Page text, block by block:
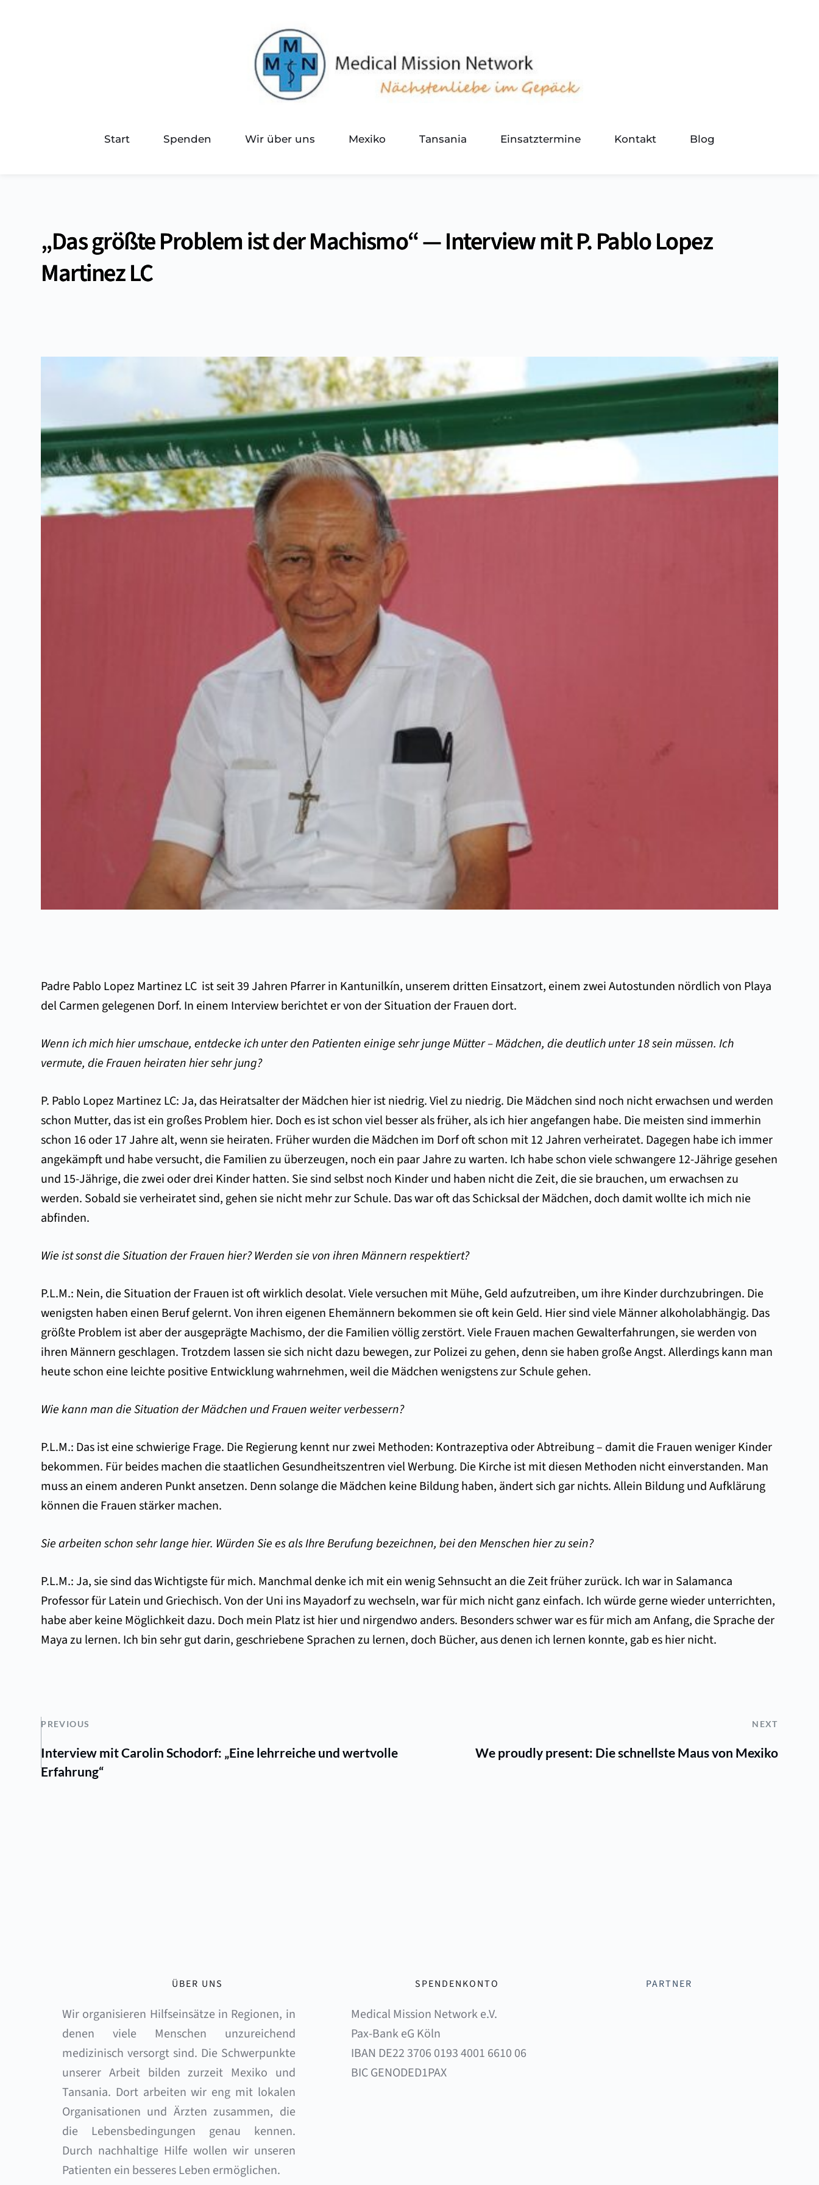
Start Spenden Wir über uns Mexiko Tansania Einsatztermine Kontakt Blog
„Das größte Problem ist der Machismo“ — Interview mit P. Pablo Lopez
Martinez LC
Padre Pablo Lopez Martinez LC ist seit 39 Jahren Pfarrer in Kantunilkín, unserem dritten Einsatzort, einem zwei Autostunden nördlich von Playa
del Carmen gelegenen Dorf. In einem Interview berichtet er von der Situation der Frauen dort.
Wenn ich mich hier umschaue, entdecke ich unter den Patienten einige sehr junge Mütter – Mädchen, die deutlich unter 18 sein müssen. Ich
vermute, die Frauen heiraten hier sehr jung?
P. Pablo Lopez Martinez LC: Ja, das Heiratsalter der Mädchen hier ist niedrig. Viel zu niedrig. Die Mädchen sind noch nicht erwachsen und werden
schon Mutter, das ist ein großes Problem hier. Doch es ist schon viel besser als früher, als ich hier angefangen habe. Die meisten sind immerhin
schon 16 oder 17 Jahre alt, wenn sie heiraten. Früher wurden die Mädchen im Dorf oft schon mit 12 Jahren verheiratet. Dagegen habe ich immer
angekämpft und habe versucht, die Familien zu überzeugen, noch ein paar Jahre zu warten. Ich habe schon viele schwangere 12-Jährige gesehen
und 15-Jährige, die zwei oder drei Kinder hatten. Sie sind selbst noch Kinder und haben nicht die Zeit, die sie brauchen, um erwachsen zu
werden. Sobald sie verheiratet sind, gehen sie nicht mehr zur Schule. Das war oft das Schicksal der Mädchen, doch damit wollte ich mich nie
abfinden.
Wie ist sonst die Situation der Frauen hier? Werden sie von ihren Männern respektiert?
P.L.M.: Nein, die Situation der Frauen ist oft wirklich desolat. Viele versuchen mit Mühe, Geld aufzutreiben, um ihre Kinder durchzubringen. Die
wenigsten haben einen Beruf gelernt. Von ihren eigenen Ehemännern bekommen sie oft kein Geld. Hier sind viele Männer alkoholabhängig. Das
größte Problem ist aber der ausgeprägte Machismo, der die Familien völlig zerstört. Viele Frauen machen Gewalterfahrungen, sie werden von
ihren Männern geschlagen. Trotzdem lassen sie sich nicht dazu bewegen, zur Polizei zu gehen, denn sie haben große Angst. Allerdings kann man
heute schon eine leichte positive Entwicklung wahrnehmen, weil die Mädchen wenigstens zur Schule gehen.
Wie kann man die Situation der Mädchen und Frauen weiter verbessern?
P.L.M.: Das ist eine schwierige Frage. Die Regierung kennt nur zwei Methoden: Kontrazeptiva oder Abtreibung – damit die Frauen weniger Kinder
bekommen. Für beides machen die staatlichen Gesundheitszentren viel Werbung. Die Kirche ist mit diesen Methoden nicht einverstanden. Man
muss an einem anderen Punkt ansetzen. Denn solange die Mädchen keine Bildung haben, ändert sich gar nichts. Allein Bildung und Aufklärung
können die Frauen stärker machen.
Sie arbeiten schon sehr lange hier. Würden Sie es als Ihre Berufung bezeichnen, bei den Menschen hier zu sein?
P.L.M.: Ja, sie sind das Wichtigste für mich. Manchmal denke ich mit ein wenig Sehnsucht an die Zeit früher zurück. Ich war in Salamanca
Professor für Latein und Griechisch. Von der Uni ins Mayadorf zu wechseln, war für mich nicht ganz einfach. Ich würde gerne wieder unterrichten,
habe aber keine Möglichkeit dazu. Doch mein Platz ist hier und nirgendwo anders. Besonders schwer war es für mich am Anfang, die Sprache der
Maya zu lernen. Ich bin sehr gut darin, geschriebene Sprachen zu lernen, doch Bücher, aus denen ich lernen konnte, gab es hier nicht.
PREVIOUS NEXT
Interview mit Carolin Schodorf: „Eine lehrreiche und wertvolle
Erfahrung“
We proudly present: Die schnellste Maus von Mexiko
ÜBER UNS
Wir organisieren Hilfseinsätze in Regionen, in
denen viele Menschen unzureichend
medizinisch versorgt sind. Die Schwerpunkte
unserer Arbeit bilden zurzeit Mexiko und
Tansania. Dort arbeiten wir eng mit lokalen
Organisationen und Ärzten zusammen, die
die Lebensbedingungen genau kennen.
Durch nachhaltige Hilfe wollen wir unseren
Patienten ein besseres Leben ermöglichen.
SPENDENKONTO
Medical Mission Network e.V.
Pax-Bank eG Köln
IBAN DE22 3706 0193 4001 6610 06
BIC GENODED1PAX
PARTNER